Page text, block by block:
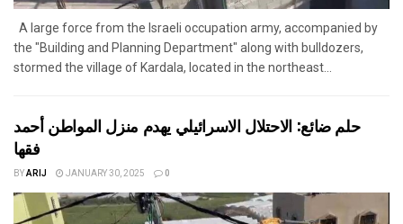
A large force from the Israeli occupation army, accompanied by
the "Building and Planning Department" along with bulldozers,
stormed the village of Kardala, located in the northeast...
حلم ضائع: الاحتلال الاسرائيلي يهدم منزل المواطن أحمد
فقها
BYARIJ JANUARY 30, 2025 0